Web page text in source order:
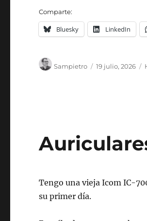
Comparte:
Bluesky LinkedIn
Sampietro 19 julio, 2026
Tengo una vieja Icom IC-
su primer día.